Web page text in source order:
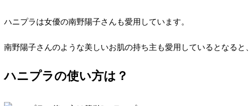
ハニプラは女優の南野陽子さんも愛用しています。
南野陽子さんのような美しいお肌の持ち主も愛用しているとなると、
ハニプラの使い方は？